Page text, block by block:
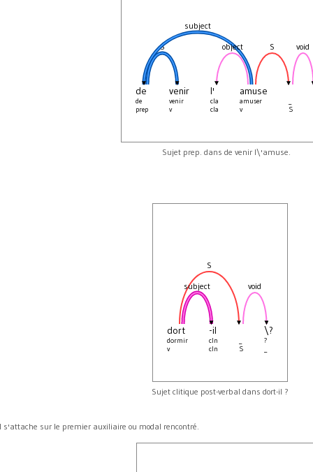
de
de
prep
venir
venir
v
l'
cla
cla
amuse
amuser
v
S
void
S S
subject
object
Sujet prep. dans de venir l\'amuse.
dort
dormir
v
-il
cln
cln
S
\?
?
void
S
subject
Sujet clitique post-verbal dans dort-il ?
sur le premier auxiliaire ou modal rencontré.